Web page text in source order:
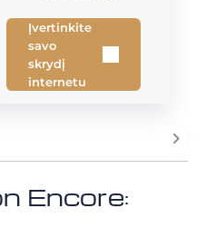
Įvertinkite
savo
skrydį
internetu
Encore: